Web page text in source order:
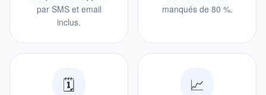
par SMS et email
inclus.
manqués de 80 %.
🗓️ 📈